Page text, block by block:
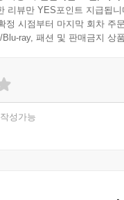
리뷰만 YES포인트 지급됩니
정 시점부터 마지막 회차 주
Blu-ray, 패션 및 판매금지 상
성가능